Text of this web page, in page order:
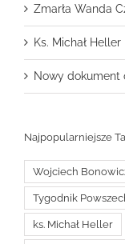
Zmarła Wanda
Ks. Michał
Nowy dokument
Najpopularniejsze
Wojciech
Tygodnik
ks. Michał Heller